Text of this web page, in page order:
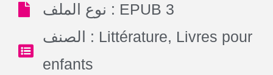
نوع الملف : EPUB 3
الصنف : Littérature, Livres pour
enfants